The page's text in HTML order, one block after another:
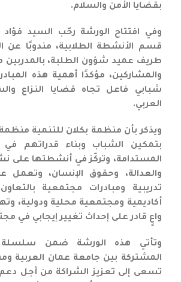
بقضايا الأمن والسلام.
وفي افتتاح الورشة رحّب السيد
قسم الأنشطة الطلابية، مندوبًا عن
طريف عميد شؤون الطلبة، بالمدربين
والمشاركين، مؤكدًا أهمية هذه
شبابي فاعل تجاه قضايا النزاع
العربي.
ويذكر بأن منظمة بكلان للتنمية
بتمكين الشباب وبناء قدراتهم في
المستدامة، وتركّز في أنشطتها على
والعدالة، وحقوق الإنسان، وتعمل
تدريبية ومبادرات مجتمعية
أكاديمية ومجتمعية محلية ودولية،
واعٍ قادر على إحداث تغيير إيجابي في
وتأتي هذه الورشة ضمن سلسلة
المشتركة بين جامعة عمان العربية
تسعى إلى تعزيز الشراكة من أجل